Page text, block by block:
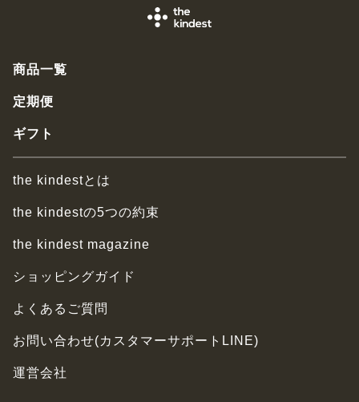
商品一覧
定期便
ギフト
the kindestとは
the kindestの5つの約束
the kindest magazine
ショッピングガイド
よくあるご質問
お問い合わせ(カスタマーサポートLINE)
運営会社